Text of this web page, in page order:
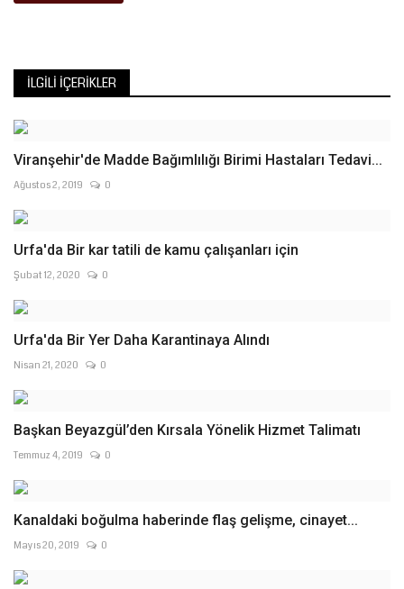
İLGILI İÇERIKLER
Viranşehir'de Madde Bağımlılığı Birimi Hastaları Tedavi...
Ağustos 2, 2019 0
Urfa'da Bir kar tatili de kamu çalışanları için
Şubat 12, 2020 0
Urfa'da Bir Yer Daha Karantinaya Alındı
Nisan 21, 2020 0
Başkan Beyazgül’den Kırsala Yönelik Hizmet Talimatı
Temmuz 4, 2019 0
Kanaldaki boğulma haberinde flaş gelişme, cinayet...
Mayıs 20, 2019 0